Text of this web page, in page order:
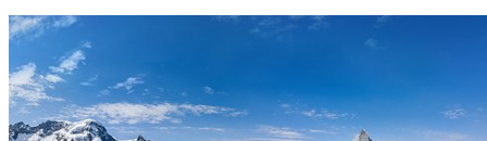
用太阳能工作的机器人。它可以压缩和结晶雪，然后雪变成冰
上。这一过程有助于加速冰川上冰的形成，这在全球变暖的现
必要的。